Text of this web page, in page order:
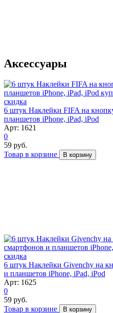
Аксессуары
скидка
6 штук Наклейки FIFA на
планшетов iPhone, iPad, iPod
Арт: 1621
0
59 руб.
Товар в корзине
В корзину
скидка
6 штук Наклейки Givenchy на
и планшетов iPhone, iPad, iPod
Арт: 1625
0
59 руб.
Товар в корзине
В корзину